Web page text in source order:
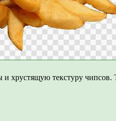
текстуру чипсов.